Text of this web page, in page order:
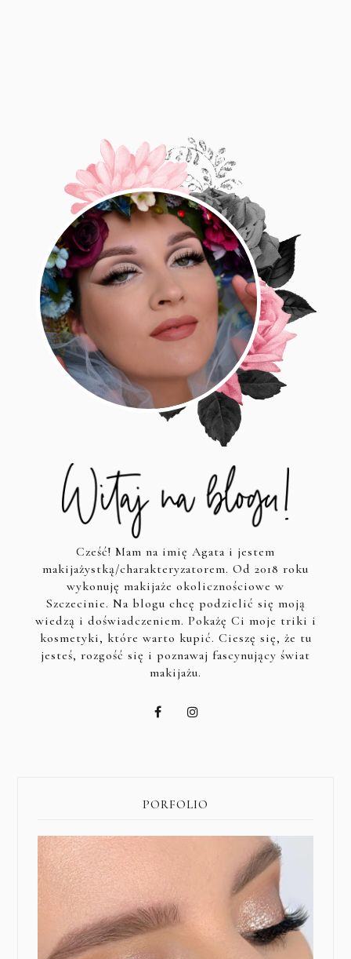
Cześć! Mam na imię Agata i jestem
makijażystką/charakteryzatorem. Od 2018 roku
wykonuję makijaże okolicznościowe w
Szczecinie. Na blogu chcę podzielić się moją
wiedzą i doświadczeniem. Pokażę Ci moje triki i
kosmetyki, które warto kupić. Cieszę się, że tu
jesteś, rozgość się i poznawaj fascynujący świat
makijażu.
PORFOLIO